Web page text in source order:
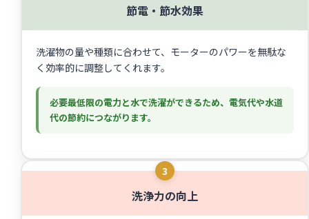
節電・節水効果
洗濯物の量や種類に合わせて、モーターのパワーを無駄な
く効率的に調整してくれます。
必要最低限の電力と水で洗濯ができるため、電気代や水道
代の節約につながります。
3
洗浄力の向上